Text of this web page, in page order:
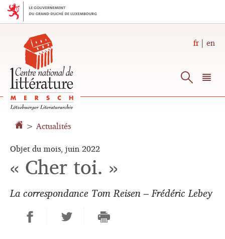
Aller
navigation
Aller
Changer
langue
fr en
> Actualités
Objet du mois, juin 2022
« Cher toi. »
La correspondance Tom Reisen – Frédéric Lebey